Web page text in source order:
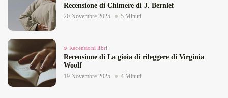
Recensione di Chimere di J. Bernlef
20 Novembre 2025 5 Minuti
Recensioni libri
Recensione di La gioia di rileggere di Virginia
Woolf
19 Novembre 2025 4 Minuti